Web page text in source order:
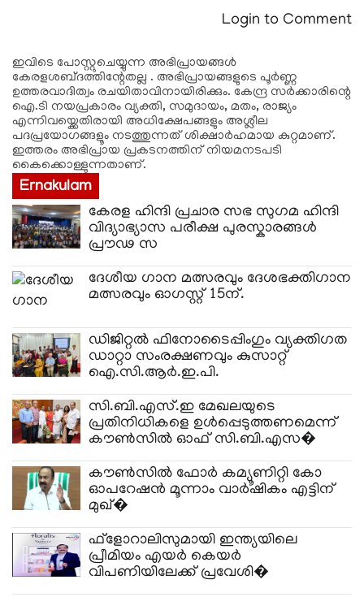
Login to Comment
ഇവിടെ പോസ്റ്റുചെയ്യുന്ന അഭിപ്രായങ്ങള്‍
കേരളശബ്‌ദത്തിന്റേതല്ല . അഭിപ്രായങ്ങളുടെ പൂര്‍ണ്ണ
ഉത്തരവാദിത്വം രചയിതാവിനായിരിക്കും. കേന്ദ്ര സർക്കാരിന്റെ
ഐ.ടി നയപ്രകാരം വ്യക്തി, സമുദായം, മതം, രാജ്യം
എന്നിവയ്ക്കെതിരായി അധിക്ഷേപങ്ങളും അശ്ലീല
പദപ്രയോഗങ്ങളൂം നടത്തുന്നത് ശിക്ഷാര്‍ഹമായ കുറ്റമാണ്.
ഇത്തരം അഭിപ്രായ പ്രകടനത്തിന് നിയമനടപടി
കൈക്കൊള്ളുന്നതാണ്.
Ernakulam
കേരള ഹിന്ദി പ്രചാര സഭ സുഗമ ഹിന്ദി
വിദ്യാഭ്യാസ പരീക്ഷ പുരസ്കാരങ്ങൾ
പ്രൗഢ സ
ദേശീയ ഗാന മത്സരവും ദേശഭക്തിഗാന
മത്സരവും ഓഗസ്റ്റ് 15ന്.
ഡിജിറ്റൽ ഫിനോടൈപ്പിംഗും വ്യക്തിഗത
ഡാറ്റാ സംരക്ഷണവും കുസാറ്റ്
ഐ.സി.ആർ.ഇ.പി.
സി.ബി.എസ്.ഇ മേഖലയുടെ
പ്രതിനിധികളെ ഉൾപ്പെടുത്തണമെന്ന്
കൗൺസിൽ ഓഫ് സി.ബി.എസ�
കൗണ്‍സില്‍ ഫോര്‍ കമ്യൂണിറ്റി കോ
ഓപറേഷന്‍ മൂന്നാം വാര്‍ഷികം എട്ടിന്
മുഖ്�
ഫ്‌ളോറാലിസുമായി ഇന്ത്യയിലെ
പ്രീമിയം എയര്‍ കെയര്‍
വിപണിയിലേക്ക് പ്രവേശി�